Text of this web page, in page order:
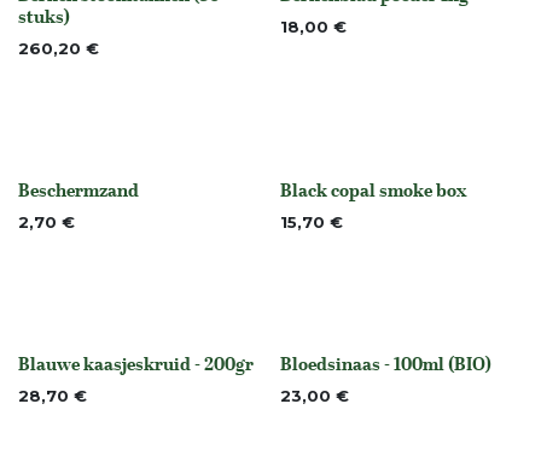
Niet op voorraad
stuks)
260,20 €
18,00 €
None
Beschermzand
2,70 € Niet op voorraad
Black copal smoke box
15,70 €
None
Blauwe kaasjeskruid - 200gr
28,70 € None
Bloedsinaas - 100ml (BIO)
23,00 €